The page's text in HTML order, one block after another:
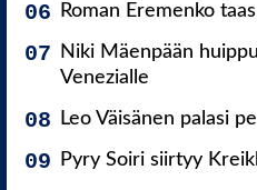
Roman Eremenko
Niki Mäenpään
Venezialle
Leo Väisänen palasi
Pyry Soiri siirtyy